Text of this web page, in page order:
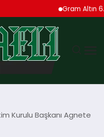
Gram Altın 6.240
Kurulu Başkanı Agnete